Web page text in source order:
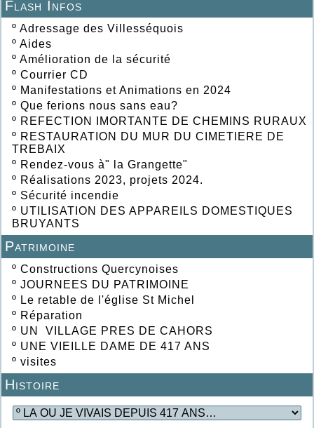
Flash Infos
º Adressage des Villesséquois
º Aides
º Amélioration de la sécurité
º Courrier CD
º Manifestations et Animations en 2024
º Que ferions nous sans eau?
º REFECTION IMORTANTE DE CHEMINS RURAUX
º RESTAURATION DU MUR DU CIMETIERE DE
TREBAIX
º Rendez-vous à" la Grangette"
º Réalisations 2023, projets 2024.
º Sécurité incendie
º UTILISATION DES APPAREILS DOMESTIQUES
BRUYANTS
Patrimoine
º Constructions Quercynoises
º JOURNEES DU PATRIMOINE
º Le retable de l'église St Michel
º Réparation
º UN VILLAGE PRES DE CAHORS
º UNE VIEILLE DAME DE 417 ANS
º visites
Histoire